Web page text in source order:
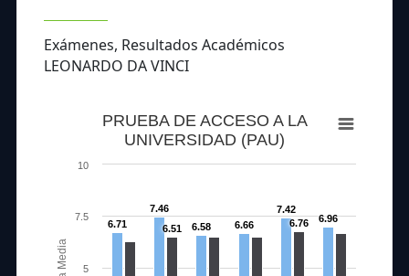
Exámenes, Resultados Académicos
LEONARDO DA VINCI
PRUEBA DE ACCESO A LA
UNIVERSIDAD (PAU)
6.71
7.46
6.58
6.66
7.42
6.96
6.51 6.76
5
7.5
10